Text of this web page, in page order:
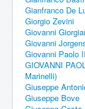
Gianfranco De
Giorgio Zevini
Giovanni
Giovanni
Giovanni Paolo II
GIOVANNI
Marinelli)
Giuseppe
Giuseppe Bove